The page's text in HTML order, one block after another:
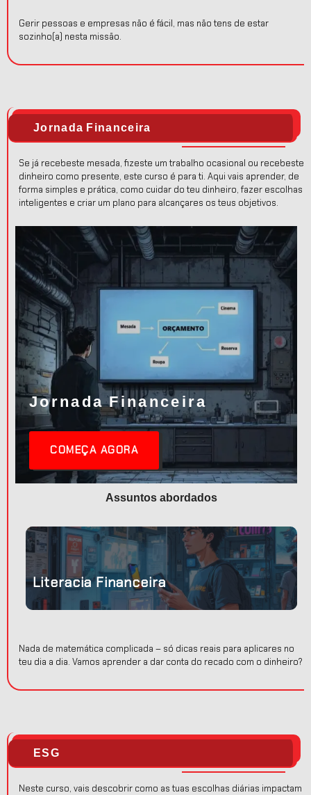
Gerir pessoas e empresas não é fácil, mas não tens de estar
sozinho(a) nesta missão.
Jornada Financeira
Se já recebeste mesada, fizeste um trabalho ocasional ou recebeste
dinheiro como presente, este curso é para ti. Aqui vais aprender, de
forma simples e prática, como cuidar do teu dinheiro, fazer escolhas
inteligentes e criar um plano para alcançares os teus objetivos.
Jornada Financeira
COMEÇA AGORA
Assuntos abordados
Literacia Financeira
Nada de matemática complicada – só dicas reais para aplicares no
teu dia a dia. Vamos aprender a dar conta do recado com o dinheiro?
ESG
Neste curso, vais descobrir como as tuas escolhas diárias impactam